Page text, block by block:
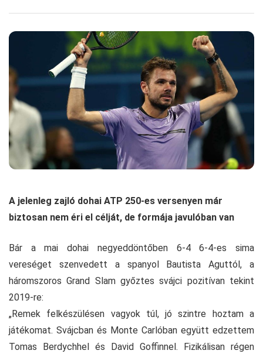
A jelenleg zajló dohai ATP 250-es versenyen már
biztosan nem éri el célját, de formája javulóban van
Bár a mai dohai negyeddöntőben 6-4 6-4-es sima
vereséget szenvedett a spanyol Bautista Aguttól, a
háromszoros Grand Slam győztes svájci pozitívan tekint
2019-re:
„Remek felkészülésen vagyok túl, jó szintre hoztam a
játékomat. Svájcban és Monte Carlóban együtt edzettem
Tomas Berdychhel és David Goffinnel. Fizikálisan régen